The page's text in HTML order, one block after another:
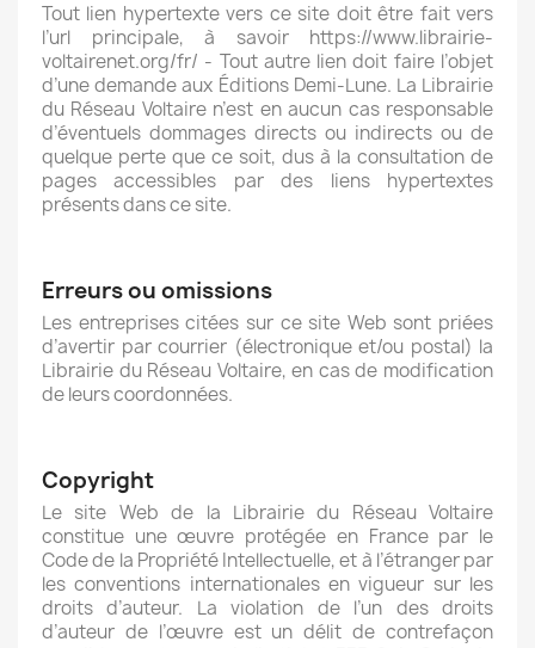
Tout lien hypertexte vers ce site doit être fait vers
l’url principale, à savoir https://www.librairie-
voltairenet.org/fr/ - Tout autre lien doit faire l’objet
d’une demande aux Éditions Demi-Lune. La Librairie
du Réseau Voltaire n’est en aucun cas responsable
d’éventuels dommages directs ou indirects ou de
quelque perte que ce soit, dus à la consultation de
pages accessibles par des liens hypertextes
présents dans ce site.
Erreurs ou omissions
Les entreprises citées sur ce site Web sont priées
d’avertir par courrier (électronique et/ou postal) la
Librairie du Réseau Voltaire, en cas de modification
de leurs coordonnées.
Copyright
Le site Web de la Librairie du Réseau Voltaire
constitue une œuvre protégée en France par le
Code de la Propriété Intellectuelle, et à l’étranger par
les conventions internationales en vigueur sur les
droits d’auteur. La violation de l’un des droits
d’auteur de l’œuvre est un délit de contrefaçon